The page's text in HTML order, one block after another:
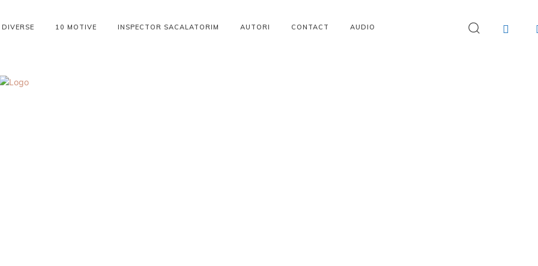
DIVERSE 10 MOTIVE INSPECTOR SACALATORIM AUTORI CONTACT AUDIO